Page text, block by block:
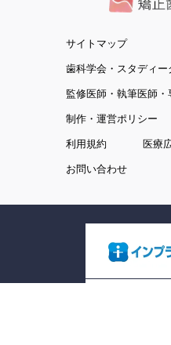
サイトマップ
歯科学会・スタディー
監修医師・執筆医師・
制作・運営ポリシー
利用規約
医療
お問い合わせ